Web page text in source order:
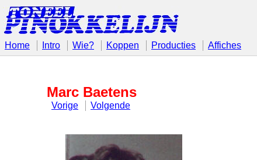
Home Intro Wie? Koppen Producties Affiches
Marc Baetens
Vorige Volgende